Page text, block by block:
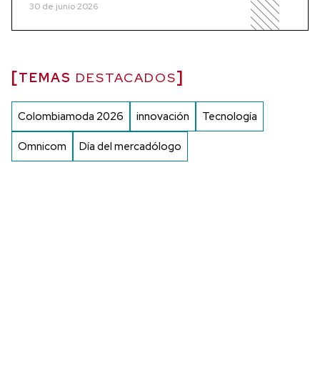
30 de junio 2026
TEMAS DESTACADOS
Colombiamoda 2026 innovación Tecnología
Omnicom Día del mercadólogo